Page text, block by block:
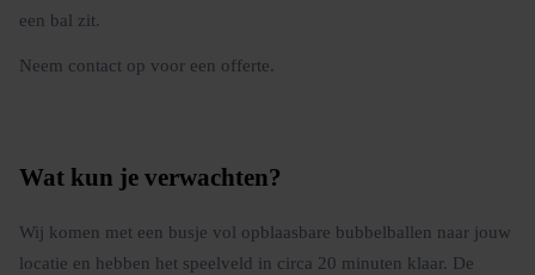
een bal zit.
Neem contact op voor een offerte.
Wat kun je verwachten?
Wij komen met een busje vol opblaasbare bubbelballen naar jouw
locatie en hebben het speelveld in circa 20 minuten klaar. De